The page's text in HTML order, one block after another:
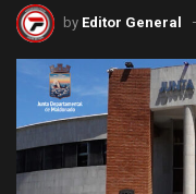
by Editor General